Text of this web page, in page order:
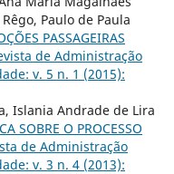
Paulo de Paula
PASSAGEIRAS
de Administração
v. 5 n. 1 (2015):
Islania Andrade de Lira
SOBRE O PROCESSO
de Administração
v. 3 n. 4 (2013):